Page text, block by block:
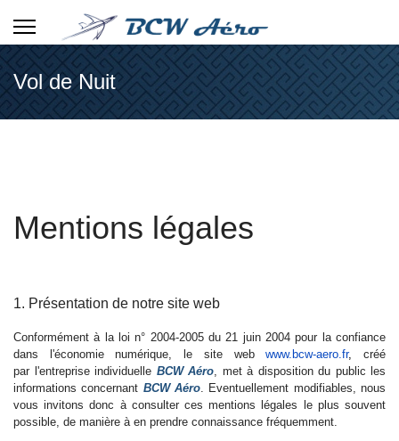
Vol de Nuit
Mentions légales
1. Présentation de notre site web
Conformément à la loi n° 2004-2005 du 21 juin 2004 pour la confiance
dans l'économie numérique, le site webwww.bcw-aero.fr, créé
par l'entreprise individuelle BCW Aéro, met à disposition du public les
informations concernant BCW Aéro. Eventuellement modifiables, nous
vous invitons donc à consulter ces mentions légales le plus souvent
possible, de manière à en prendre connaissance fréquemment.